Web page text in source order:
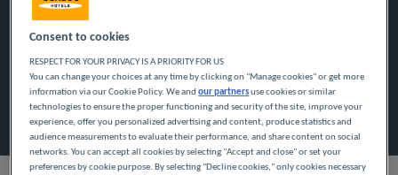
Znajdź hotel
Consent to cookies
RESPECT FOR YOUR PRIVACY IS A PRIORITY FOR US
You can change your choices at any time by clicking on "Manage cookies" or get more
information via our Cookie Policy. We andour partnersuse cookies or similar
technologies to ensure the proper functioning and security of the site, improve your
experience, offer you personalized advertising and content, produce statistics and
audience measurements to evaluate their performance, and share content on social
networks. You can accept all cookies by selecting "Accept and close" or set your
preferences by cookie purpose. By selecting "Decline cookies," only cookies necessary